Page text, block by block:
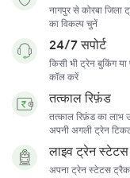
नागपुर से कोरबा जिला
का विकल्प चुनें
24/7 सपोर्ट
किसी भी ट्रेन बुकिंग
कॉल करें
तत्काल रिफ़ंड
तत्काल रिफ़ंड का लाभ
अपनी अगली ट्रेन
लाइव ट्रेन स्टेटस
अपना ट्रेन स्टेटस ट्रैक